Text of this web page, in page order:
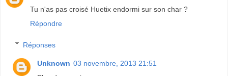
Tu n'as pas croisé Huetix endormi sur son char ?
Répondre
Réponses
Unknown 03 novembre, 2013 21:51